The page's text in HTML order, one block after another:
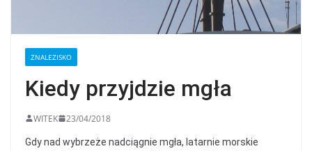
ZNALEZISKO
Kiedy przyjdzie mgła
WITEK 23/04/2018
Gdy nad wybrzeże nadciągnie mgła, latarnie morskie